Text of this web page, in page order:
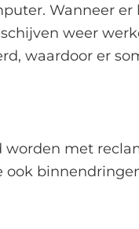
Wanneer er
weer
waardoor er
met